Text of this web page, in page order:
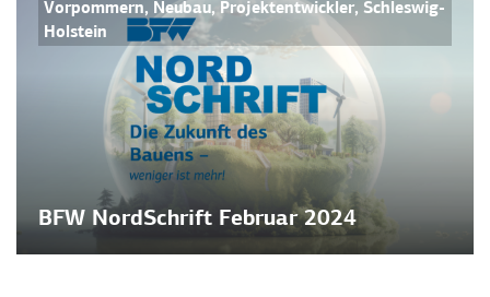
Vorpommern, Neubau, Projektentwickler, Schleswig-
Holstein
BFW NordSchrift Februar 2024